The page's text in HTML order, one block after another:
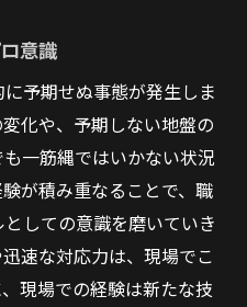
意識
予期せぬ事態が発生しま
化や、予期しない地盤の
一筋縄ではいかない状況
が積み重なることで、職
しての意識を磨いていき
速な対応力は、現場でこ
現場での経験は新たな技